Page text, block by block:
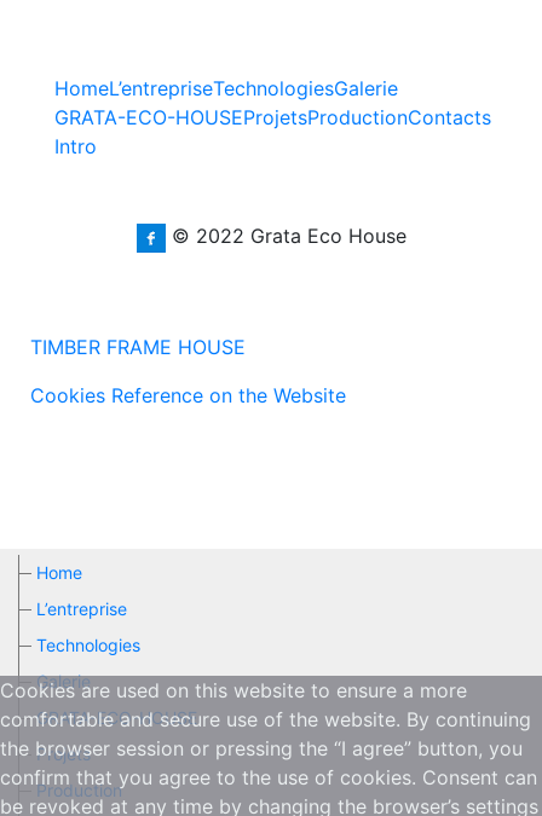
HomeL’entrepriseTechnologiesGalerie
GRATA-ECO-HOUSEProjetsProductionContacts
Intro
© 2022 Grata Eco House
TIMBER FRAME HOUSE
Cookies Reference on the Website
Cookies are used on this website to ensure a more
comfortable and secure use of the website. By continuing
the browser session or pressing the “I agree” button, you
confirm that you agree to the use of cookies. Consent can
be revoked at any time by changing the browser’s settings
Home
L’entreprise
Technologies
Galerie
GRATA-ECO-HOUSE
Projets
Production